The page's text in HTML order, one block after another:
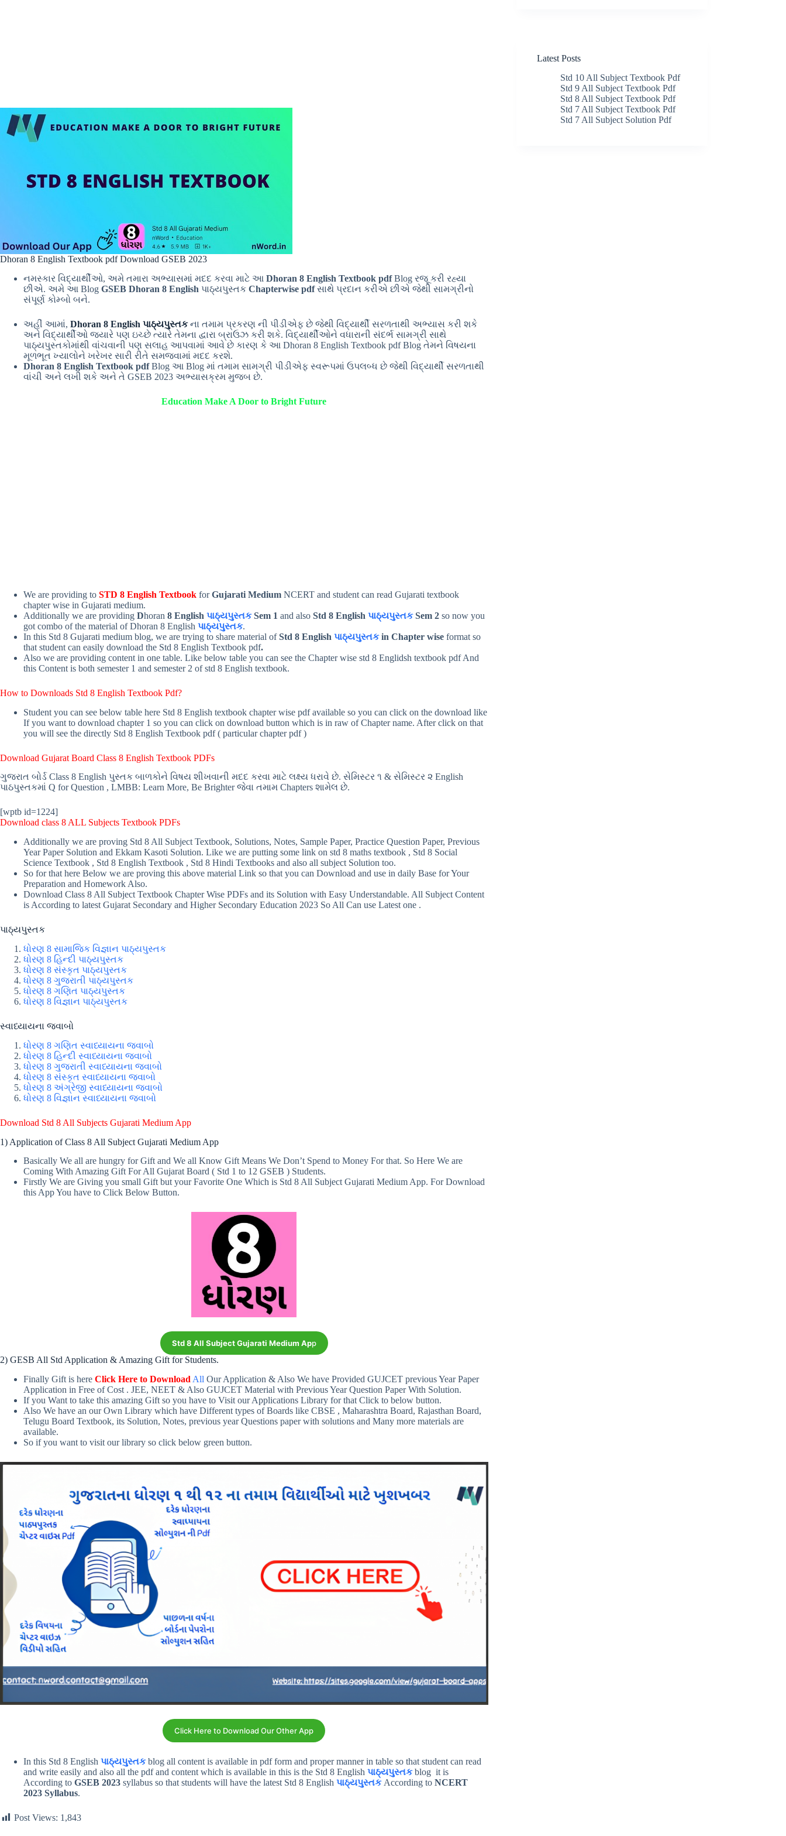
Dhoran 8 English Textbook pdf Download GSEB 2023
નમસ્કાર વિદ્યાર્થીઓ, અમે તમારા અભ્યાસમાં મદદ કરવા માટે આ Dhoran 8 English Textbook pdfBlog રજૂ કરી રહ્યા
છીએ. અમે આ Blog GSEB Dhoran 8 English પાઠ્યપુસ્તક Chapterwise pdfસાથે પ્રદાન કરીએ છીએ જેથી સામગ્રીનો
સંપૂર્ણ કોમ્બો બને.
અહીં આમાં, Dhoran 8 English પાઠ્યપુસ્તકના તમામ પ્રકરણ ની પીડીએફ છે જેથી વિદ્યાર્થી સરળતાથી અભ્યાસ કરી શકે
અને વિદ્યાર્થીઓ જ્યારે પણ ઇચ્છે ત્યારે તેમના દ્વારા બ્રાઉઝ કરી શકે. વિદ્યાર્થીઓને વધારાની સંદર્ભ સામગ્રી સાથે
પાઠ્યપુસ્તકોમાંથી વાંચવાની પણ સલાહ આપવામાં આવે છે કારણ કે આ Dhoran 8 English Textbook pdf Blog તેમને વિષયના
મૂળભૂત ખ્યાલોને ખરેખર સારી રીતે સમજવામાં મદદ કરશે.
Dhoran 8 English Textbook pdfBlog આ Blog માં તમામ સામગ્રી પીડીએફ સ્વરૂપમાં ઉપલબ્ધ છે જેથી વિદ્યાર્થી સરળતાથી
વાંચી અને લખી શકે અને તે GSEB 2023 અભ્યાસક્રમ મુજબ છે.
Education Make A Door to Bright Future
We are providing to STD 8 English Textbook forGujarati Medium NCERT and student can read Gujarati textbook
chapter wise in Gujarati medium.
Additionally we are providing Dhoran 8 English પાઠ્યપુસ્તક Sem 1 and also Std 8 English પાઠ્યપુસ્તક Sem 2 so now you
got combo of the material of Dhoran 8 English પાઠ્યપુસ્તક.
In this Std 8 Gujarati medium blog, we are trying to share material ofStd 8 English પાઠ્યપુસ્તક in Chapter wise format so
that student can easily download the Std 8 English Textbook pdf.
Also we are providing content in one table. Like below table you can see the Chapter wise std 8 Englidsh textbook pdf And
this Content is both semester 1 and semester 2 of std 8 English textbook.
How to Downloads Std 8 English Textbook Pdf?
Student you can see below table here Std 8 English textbook chapter wise pdf available so you can click on the download like
If you want to download chapter 1 so you can click on download button which is in raw of Chapter name. After click on that
you will see the directly Std 8 English Textbook pdf ( particular chapter pdf )
Download Gujarat Board Class 8 English Textbook PDFs
ગુજરાત બોર્ડ Class 8 English પુસ્તક બાળકોને વિષય શીખવાની મદદ કરવા માટે લક્ષ્ય ધરાવે છે. સેમિસ્ટર ૧ & સેમિસ્ટર ૨ English
પાઠપુસ્તકમાં Q for Question , LMBB: Learn More, Be Brighter જેવા તમામ Chapters શામેલ છે.
[wptb id=1224]
Download class 8 ALL Subjects Textbook PDFs
Additionally we are proving Std 8 All Subject Textbook, Solutions, Notes, Sample Paper, Practice Question Paper, Previous
Year Paper Solution and Ekkam Kasoti Solution. Like we are putting some link on std 8 maths textbook , Std 8 Social
Science Textbook , Std 8 English Textbook , Std 8 Hindi Textbooks and also all subject Solution too.
So for that here Below we are proving this above material Link so that you can Download and use in daily Base for Your
Preparation and Homework Also.
Download Class 8 All Subject Textbook Chapter Wise PDFs and its Solution with Easy Understandable. All Subject Content
is According to latest Gujarat Secondary and Higher Secondary Education 2023 So All Can use Latest one .
પાઠ્યપુસ્તક
ધોરણ 8 સામાજિક વિજ્ઞાન પાઠ્યપુસ્તક
ધોરણ 8 હિન્દી પાઠ્યપુસ્તક
ધોરણ 8 સંસ્કૃત પાઠ્યપુસ્તક
ધોરણ 8 ગુજરાતી પાઠ્યપુસ્તક
ધોરણ 8 ગણિત પાઠ્યપુસ્તક
ધોરણ 8 વિજ્ઞાન પાઠ્યપુસ્તક
સ્વાધ્યાયના જવાબો
ધોરણ 8 ગણિત સ્વાધ્યાયના જવાબો
ધોરણ 8 હિન્દી સ્વાધ્યાયના જવાબો
ધોરણ 8 ગુજરાતી સ્વાધ્યાયના જવાબો
ધોરણ 8 સંસ્કૃત સ્વાધ્યાયના જવાબો
ધોરણ 8 અંગ્રેજી સ્વાધ્યાયના જવાબો
ધોરણ 8 વિજ્ઞાન સ્વાધ્યાયના જવાબો
Download Std 8 All Subjects Gujarati Medium App
1) Application of Class 8 All Subject Gujarati Medium App
Basically We all are hungry for Gift and We all Know Gift Means We Don’t Spend to Money For that. So Here We are
Coming With Amazing Gift For All Gujarat Board ( Std 1 to 12 GSEB ) Students.
Firstly We are Giving you small Gift but your Favorite One Which is Std 8 All Subject Gujarati Medium App. For Download
this App You have to Click Below Button.
Std 8 All Subject Gujarati Medium App
2) GESB All Std Application & Amazing Gift for Students.
Finally Gift is here Click Here to Download All Our Application & Also We have Provided GUJCET previous Year Paper
Application in Free of Cost . JEE, NEET & Also GUJCET Material with Previous Year Question Paper With Solution.
If you Want to take this amazing Gift so you have to Visit our Applications Library for that Click to below button.
Also We have an our Own Library which have Different types of Boards like CBSE , Maharashtra Board, Rajasthan Board,
Telugu Board Textbook, its Solution, Notes, previous year Questions paper with solutions and Many more materials are
available.
So if you want to visit our library so click below green button.
Click Here to Download Our Other App
In this Std 8 English પાઠ્યપુસ્તકblog all content is available in pdf form and proper manner in table so that student can read
and write easily and also all the pdf and content which is available in this is the Std 8 English પાઠ્યપુસ્તકblog it is
According to GSEB 2023 syllabus so that students will have the latest Std 8 English પાઠ્યપુસ્તકAccording to NCERT
2023 Syllabus.
Post Views: 1,843
Latest Posts
Std 10 All Subject Textbook Pdf
Std 9 All Subject Textbook Pdf
Std 8 All Subject Textbook Pdf
Std 7 All Subject Textbook Pdf
Std 7 All Subject Solution Pdf